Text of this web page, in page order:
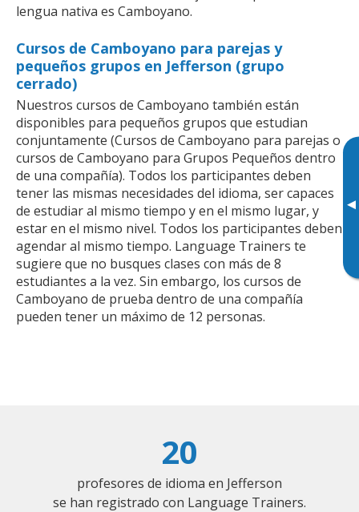
▸
lengua nativa es Camboyano.
Cursos de Camboyano para parejas y
pequeños grupos en Jefferson (grupo
cerrado)
Nuestros cursos de Camboyano también están
disponibles para pequeños grupos que estudian
conjuntamente (Cursos de Camboyano para parejas o
cursos de Camboyano para Grupos Pequeños dentro
de una compañía). Todos los participantes deben
tener las mismas necesidades del idioma, ser capaces
de estudiar al mismo tiempo y en el mismo lugar, y
estar en el mismo nivel. Todos los participantes deben
agendar al mismo tiempo. Language Trainers te
sugiere que no busques clases con más de 8
estudiantes a la vez. Sin embargo, los cursos de
Camboyano de prueba dentro de una compañía
pueden tener un máximo de 12 personas.
20
profesores de idioma en Jefferson
se han registrado con Language Trainers.